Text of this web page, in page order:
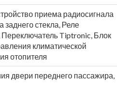
приема радиосигнала
заднего стекла, Реле
Переключатель Tiptronic, Блок
климатической
отопителя
двери переднего пассажира,